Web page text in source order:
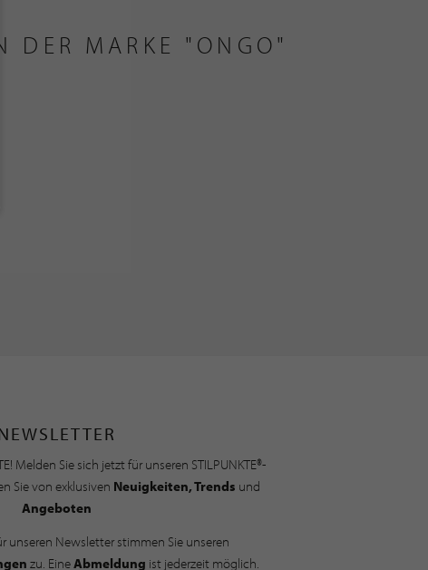
DER MARKE "ONGO"
Melden Sie sich jetzt für unseren STILPUNKTE®-
Sie von exklusiven Neuigkeiten, Trends und
Angeboten
unseren Newsletter stimmen Sie unseren
zu. EineAbmeldung ist jederzeit möglich.